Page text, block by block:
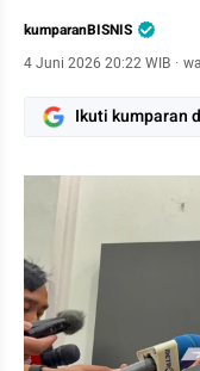
kumparanBISNIS
4 Juni 2026 20:22 WIB ·
Ikuti kumparan